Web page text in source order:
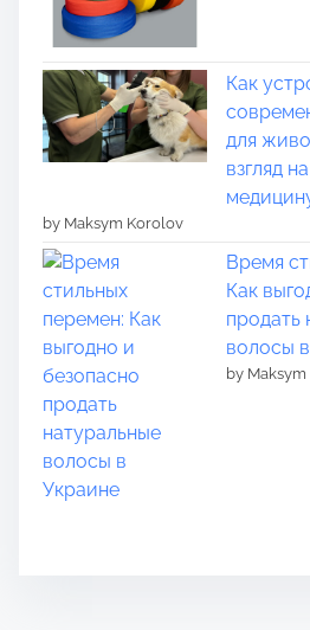
Как
для
взгляд
by Maksym Korolov
Время
Как
продать
волосы
by